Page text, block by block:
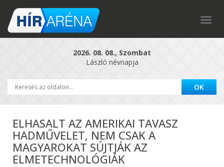
2026. 08. 08., Szombat
László névnapja
ELHASALT AZ AMERIKAI TAVASZ
HADMŰVELET, NEM CSAK A
MAGYAROKAT SÚJTJÁK AZ
ELMETECHNOLÓGIÁK